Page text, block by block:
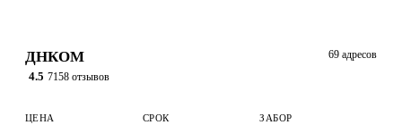
ДНКОМ
4.5 7158 отзывов
69 адресов
ЦЕНА СРОК ЗАБОР